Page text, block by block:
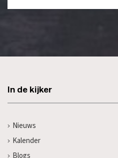
In de kijker
Nieuws
Kalender